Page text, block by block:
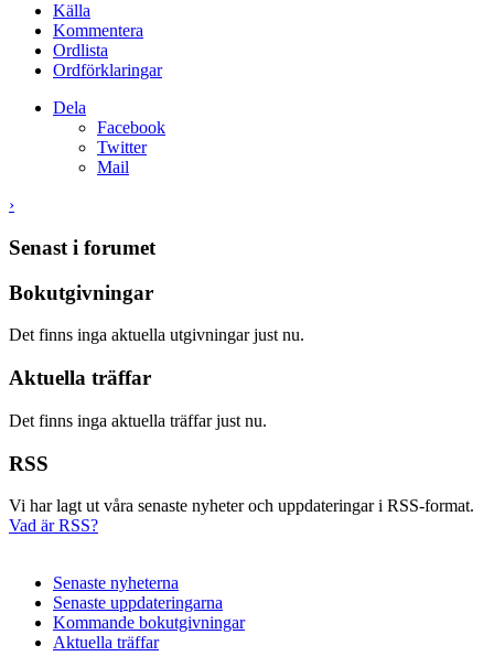
Källa
Kommentera
Ordlista
Ordförklaringar
Dela
Facebook
Twitter
Mail
›
Senast i forumet
Bokutgivningar
Det finns inga aktuella utgivningar just nu.
Aktuella träffar
Det finns inga aktuella träffar just nu.
RSS
Vi har lagt ut våra senaste nyheter och uppdateringar i RSS-format.
Vad är RSS?
Senaste nyheterna
Senaste uppdateringarna
Kommande bokutgivningar
Aktuella träffar